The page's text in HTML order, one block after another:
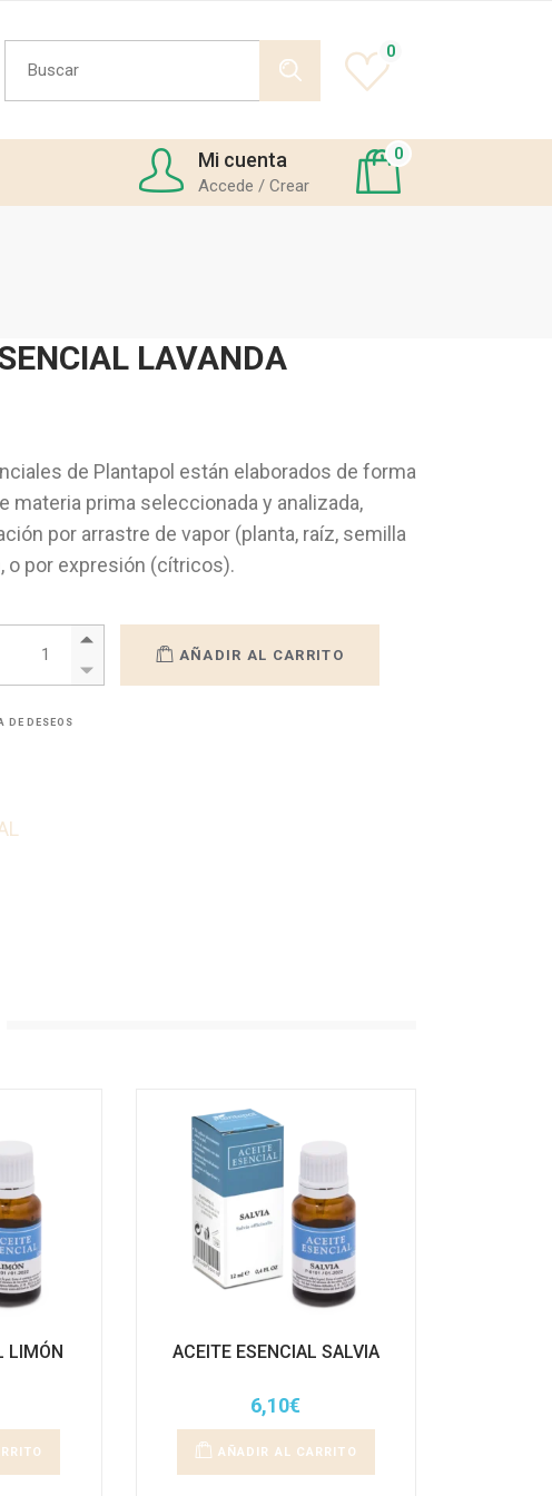
Search
for:
0
Mi cuenta
Accede / Crear
0
LAVANDA
de Plantapol están elaborados de forma
materia prima seleccionada y analizada,
por arrastre de vapor (planta, raíz, semilla
o por expresión (cítricos).
ACEITE ESENCIAL LAVANDA quantity
AÑADIR AL CARRITO
DE DESEOS
LIMÓN ACEITE ESENCIAL SALVIA
6,10€
AÑADIR AL CARRITO